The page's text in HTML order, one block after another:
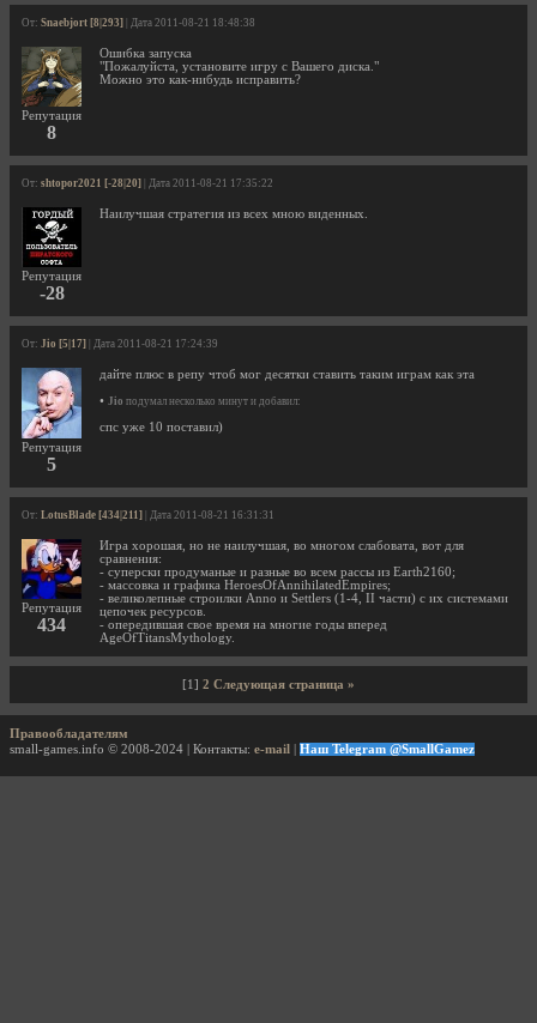
От: Snaebjort [8|293] | Дата 2011-08-21 18:48:38
Репутация
8
Ошибка запуска
"Пожалуйста, установите игру с Вашего диска."
Можно это как-нибудь исправить?
От: shtopor2021 [-28|20] | Дата 2011-08-21 17:35:22
Репутация
-28
Наилучшая стратегия из всех мною виденных.
От: Jio [5|17] | Дата 2011-08-21 17:24:39
Репутация
5
дайте плюс в репу чтоб мог десятки ставить таким играм как эта
• Jio подумал несколько минут и добавил:
спс уже 10 поставил)
От: LotusBlade [434|211] | Дата 2011-08-21 16:31:31
Репутация
434
Игра хорошая, но не наилучшая, во многом слабовата, вот для
сравнения:
- суперски продуманые и разные во всем рассы из Earth2160;
- массовка и графика HeroesOfAnnihilatedEmpires;
- великолепные строилки Anno и Settlers (1-4, ІІ части) с их системами
цепочек ресурсов.
- опередившая свое время на многие годы вперед
AgeOfTitansMythology.
[1] 2 Следующая страница »
Правообладателям
small-games.info © 2008-2024 | Контакты: e-mail Наш Telegram @SmallGamez